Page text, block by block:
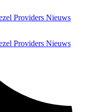
Providers Nieuws
Providers Nieuws